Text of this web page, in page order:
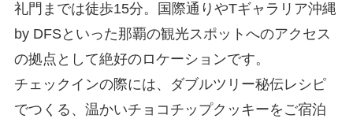
礼門までは徒歩15分。国際通りやTギャラリア沖縄
by DFSといった那覇の観光スポットへのアクセス
の拠点として絶好のロケーションです。
チェックインの際には、ダブルツリー秘伝レシピ
でつくる、温かいチョコチップクッキーをご宿泊